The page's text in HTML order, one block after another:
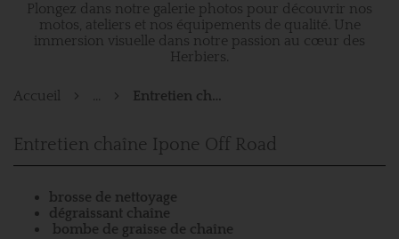
Plongez dans notre galerie photos pour découvrir nos
motos, ateliers et nos équipements de qualité. Une
immersion visuelle dans notre passion au cœur des
Herbiers.
Accueil ... Entretien chaîne Ipone Off Road
Entretien chaîne Ipone Off Road
brosse de nettoyage
dégraissant chaîne
bombe de graisse de chaîne